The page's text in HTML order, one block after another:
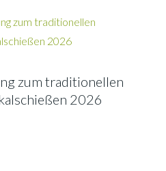
zum traditionellen
2026